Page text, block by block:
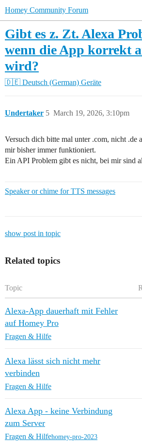
Homey Community Forum
Gibt es z. Zt. Alexa
wenn die App korrekt
wird?
🇩🇪 Deutsch (German) Geräte
Undertaker March 19, 2026, 3:10pm
5
Versuch dich bitte mal unter .com, nicht .de
mir bisher immer funktioniert.
Ein API Problem gibt es nicht, bei mir sind
Speaker or chime for TTS messages
show post in topic
Related topics
Topic
Alexa-App dauerhaft mit Fehler
auf Homey Pro
Fragen & Hilfe
Alexa lässt sich nicht mehr
verbinden
Fragen & Hilfe
Alexa App - keine Verbindung
zum Server
Fragen & Hilfehomey-pro-2023